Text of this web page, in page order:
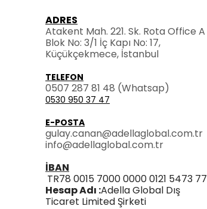
ADRES
Atakent Mah. 221. Sk. Rota Office A
Blok No: 3/1 İç Kapı No: 17,
Küçükçekmece, İstanbul
TELEFON
0507 287 81 48 (Whatsap)
0530 950 37 47
E-POSTA
gulay.canan@adellaglobal.com.tr
info@adellaglobal.com.tr
İBAN
TR78 0015 7000 0000 0121 5473 77
Hesap Adı :Adella Global Dış
Ticaret Limited Şirketi